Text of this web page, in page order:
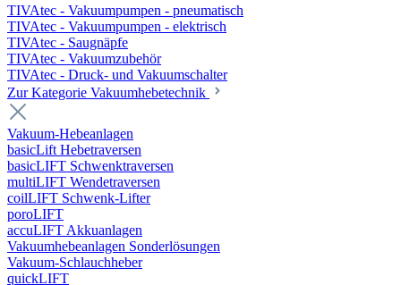
TIVAtec - Vakuumpumpen - pneumatisch
TIVAtec - Vakuumpumpen - elektrisch
TIVAtec - Saugnäpfe
TIVAtec - Vakuumzubehör
TIVAtec - Druck- und Vakuumschalter
Zur Kategorie Vakuumhebetechnik
Vakuum-Hebeanlagen
basicLift Hebetraversen
basicLIFT Schwenktraversen
multiLIFT Wendetraversen
coilLIFT Schwenk-Lifter
poroLIFT
accuLIFT Akkuanlagen
Vakuumhebeanlagen Sonderlösungen
Vakuum-Schlauchheber
quickLIFT